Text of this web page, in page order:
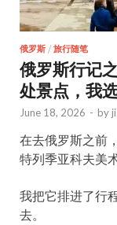
俄罗斯 / 旅行随笔
俄罗斯行记
处景点，我
June 18, 2026 - by
在去俄罗斯之前
特列季亚科夫美
我把它排进了行
去。